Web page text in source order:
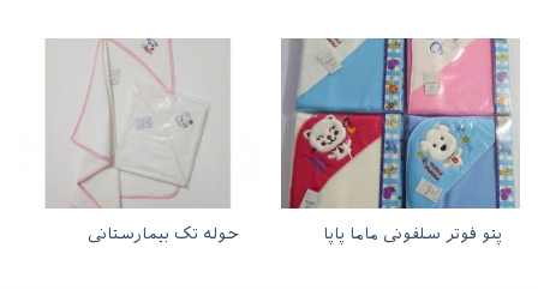
پتو فوتر سلفونی ماما پاپا حوله تک بیمارستانی